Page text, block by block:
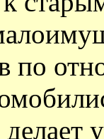
по